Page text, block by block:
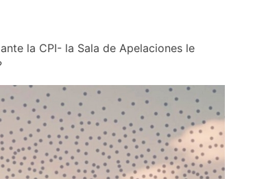
la CPI- la Sala de Apelaciones le